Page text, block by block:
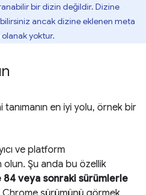
bir dizin değildir. Dizine
ancak dizine eklenen meta
yoktur.
en iyi yolu, örnek bir
ve platform
olun. Şu anda bu özellik
veya sonraki sürümlerle